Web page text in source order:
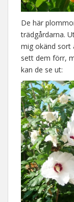
De här
trädgårdarna.
mig okänd sort
sett dem förr,
kan de se ut: